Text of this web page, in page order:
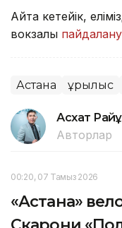
Айта кетейік,
вокзалы
Астана Құрылыс
Асхат
Авторлар
00:20, 07 Тамыз 2026
«Астана»